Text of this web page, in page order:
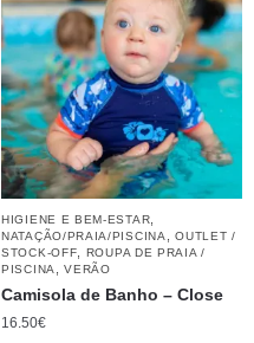
HIGIENE E BEM-ESTAR
NATAÇÃO/PRAIA/PISCINA ,OUTLET /
STOCK-OFF
ROUPA DE PRAIA /
PISCINA
,VERÃO
Camisola de Banho – Close
16.50€